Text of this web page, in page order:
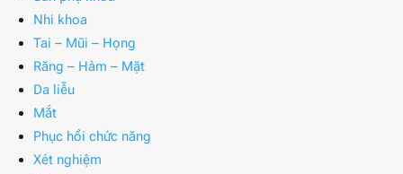
Nhi khoa
Tai – Mũi – Họng
Răng – Hàm – Mặt
Da liễu
Mắt
Phục hồi chức năng
Xét nghiệm